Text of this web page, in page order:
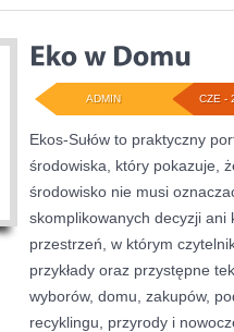
CZE -
ADMIN
Ekos-Sułów to praktyczny
środowiska, który pokazuje,
środowisko nie musi
skomplikowanych decyzji ani
przestrzeń, w którym
przykłady oraz przystępne
wyborów, domu, zakupów,
recyklingu, przyrody i